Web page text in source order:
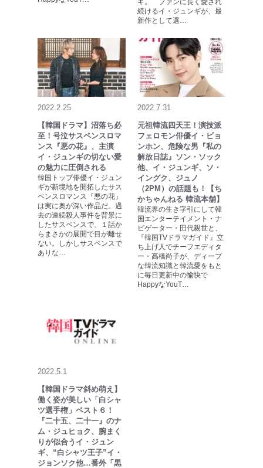
続けるイ・ジュンギが、最
新作として選…
2022.2.25
【韓国ドラマ】沼落ち必
至！号泣サスペンスロマ
ンス『悪の花』、主演
イ・ジュンギの切ない愛
の魅力に圧倒される
韓国トップ俳優イ・ジュン
ギが新境地を開拓したサス
ペンスロマンス『悪の花』
は実に奥が深い作品だ。過
去の連続殺人事件を背景に
したサスペンスで、１話か
らまさかの展開で目が離せ
ない。しかしサスペンスで
ありな…
2022.7.31
元祖韓流四天王！演技派
フェロモン俳優イ・ビョ
ンホン、危険な男『私の
解放日誌』ソン・ソック
他、イ・ジュンギ、ソ・
イングク、ジュノ
（2PM）の話題も！【ち
かちゃんねる 韓流本舗】
韓流界の生き字引にして韓
国エンターテイメント・ナ
ビゲーター・田代親世と、
『韓国TVドラマガイド』立
ち上げ人でチーフエディタ
ー・高橋尚子が、ディープ
な韓流知識と韓流愛をもと
に毎日更新中の愉快で
HappyなYouT…
2022.5.1
【韓国ドラマ斜め萌え】
働く姿が美しい「白シャ
ツ選手権」ベスト６！
『二十五、二十一』のナ
ム・ジュヒョク、腕まく
りが似合うイ・ジュン
ギ、“白シャツ王子”イ・
ジョンソク他…番外「黒